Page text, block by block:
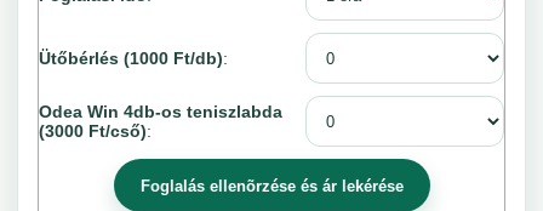
Ütőbérlés (1000 Ft/db):
Odea Win 4db-os teniszlabda
(3000 Ft/cső):